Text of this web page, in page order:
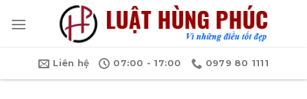
qua
Liên hệ 07:00 - 17:00 0979 80 1111